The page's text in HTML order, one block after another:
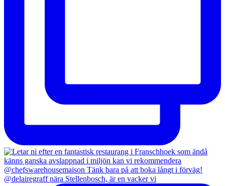
@delairegraff nära Stellenbosch, är en vacker vi